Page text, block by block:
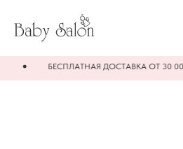
БЕСПЛАТНАЯ ДОСТАВКА ОТ 30 000 ₽